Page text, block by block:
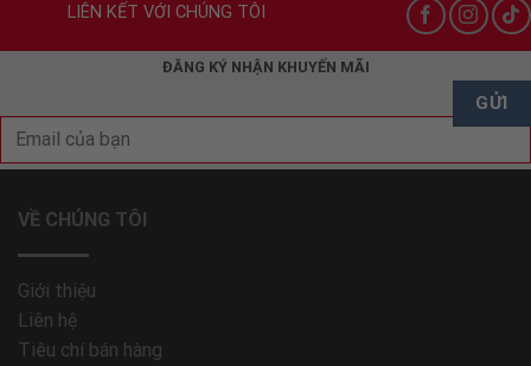
LIÊN KẾT VỚI CHÚNG TÔI
ĐĂNG KÝ NHẬN KHUYẾN MÃI
VỀ CHÚNG TÔI
Giới thiệu
Liên hệ
Tiêu chí bán hàng